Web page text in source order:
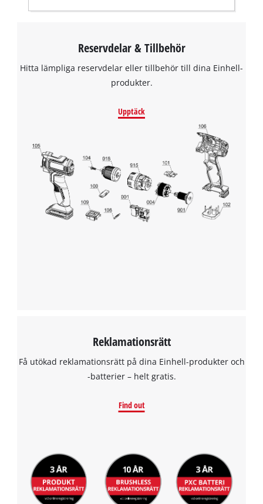
Reservdelar & Tillbehör
Hitta lämpliga reservdelar eller tillbehör till dina Einhell-
produkter.
Upptäck
Reklamationsrätt
Få utökad reklamationsrätt på dina Einhell-produkter och
-batterier – helt gratis.
Find out